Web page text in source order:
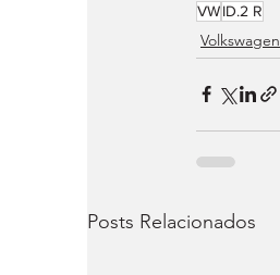
VWID.2 R
Volkswagen
Posts Relacionados